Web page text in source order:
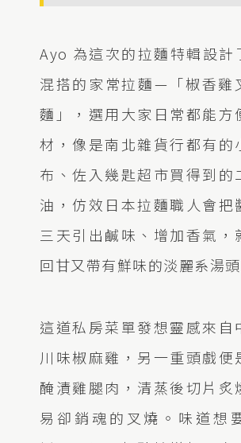
Ayo 為這次的拉麵特輯設計
混搭的家常拉麵—「椒香雞
麵」，選用大家日常都能方
材，像是南北雜貨行都有的
布、佐入幾匙超市買得到的
油，仿效日本拉麵職人會把
三天引出鹹味、增加香氣，
回甘又帶有鮮味的淡麗系湯頭
這道私房菜單發想靈感來自
川味椒麻雞，另一重頭戲便
醃漬雞腿肉，清蒸後切片炙
易卻銷魂的叉燒。味道想